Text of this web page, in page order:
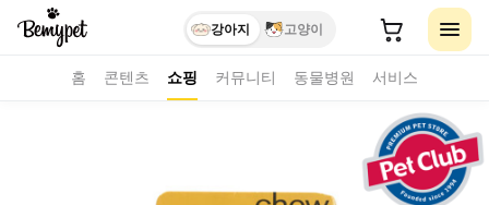
강아지 고양이
홈 콘텐츠 쇼핑 커뮤니티 동물병원 서비스